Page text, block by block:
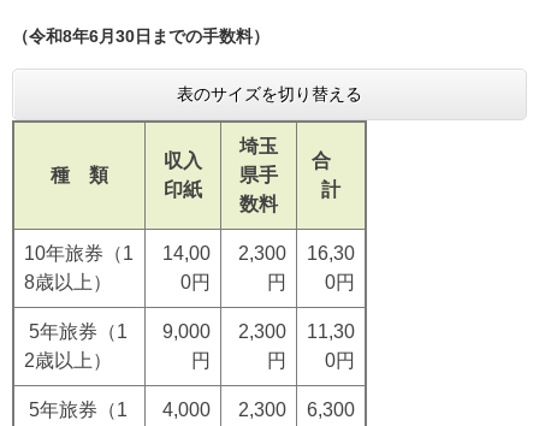
（令和8年6月30日までの手数料）
表のサイズを切り替える
種 類
収入
印紙
埼玉
県手
数料
合
計
10年旅券（1
8歳以上）
14,00
0円
2,300
円
16,30
0円
5年旅券（1
2歳以上）
9,000
円
2,300
円
11,30
0円
5年旅券（1
4,000
2,300
6,300